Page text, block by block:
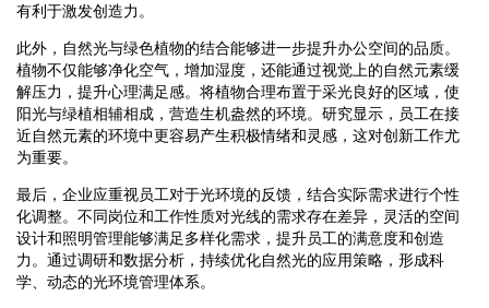
有利于激发创造力。
此外，自然光与绿色植物的结合能够进一步提升办公空间的品质。
植物不仅能够净化空气，增加湿度，还能通过视觉上的自然元素缓
解压力，提升心理满足感。将植物合理布置于采光良好的区域，使
阳光与绿植相辅相成，营造生机盎然的环境。研究显示，员工在接
近自然元素的环境中更容易产生积极情绪和灵感，这对创新工作尤
为重要。
最后，企业应重视员工对于光环境的反馈，结合实际需求进行个性
化调整。不同岗位和工作性质对光线的需求存在差异，灵活的空间
设计和照明管理能够满足多样化需求，提升员工的满意度和创造
力。通过调研和数据分析，持续优化自然光的应用策略，形成科
学、动态的光环境管理体系。